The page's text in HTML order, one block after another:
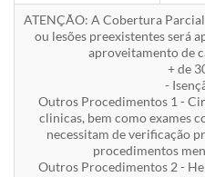
ATENÇÃO: A Cobertura
ou lesões preexistentes será
aproveitamento de
+ de
-
Outros Procedimentos 1 -
clinicas, bem como exames
necessitam de verificação
procedimentos
Outros Procedimentos 2 -